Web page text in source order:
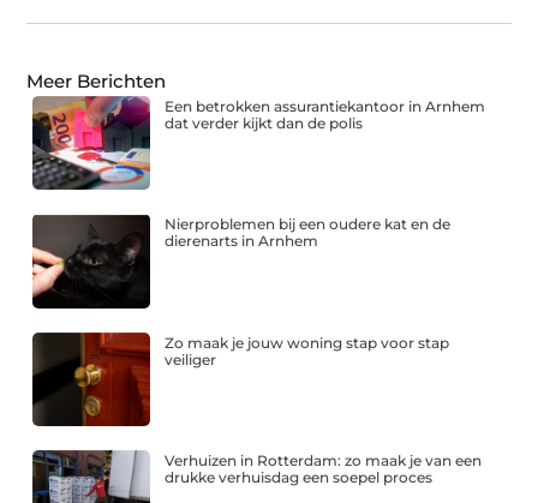
Meer Berichten
Een betrokken assurantiekantoor in Arnhem
dat verder kijkt dan de polis
Nierproblemen bij een oudere kat en de
dierenarts in Arnhem
Zo maak je jouw woning stap voor stap
veiliger
Verhuizen in Rotterdam: zo maak je van een
drukke verhuisdag een soepel proces